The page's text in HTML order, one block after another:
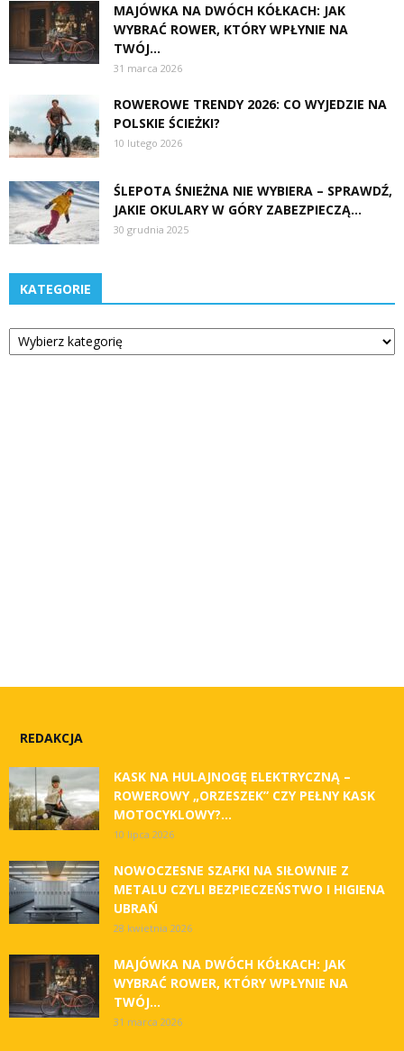
MAJÓWKA NA DWÓCH KÓŁKACH: JAK
WYBRAĆ ROWER, KTÓRY WPŁYNIE NA
TWÓJ...
31 marca 2026
ROWEROWE TRENDY 2026: CO WYJEDZIE NA
POLSKIE ŚCIEŻKI?
10 lutego 2026
ŚLEPOTA ŚNIEŻNA NIE WYBIERA – SPRAWDŹ,
JAKIE OKULARY W GÓRY ZABEZPIECZĄ...
30 grudnia 2025
KATEGORIE
Kategorie
REDAKCJA
KASK NA HULAJNOGĘ ELEKTRYCZNĄ –
ROWEROWY „ORZESZEK” CZY PEŁNY KASK
MOTOCYKLOWY?...
10 lipca 2026
NOWOCZESNE SZAFKI NA SIŁOWNIE Z
METALU CZYLI BEZPIECZEŃSTWO I HIGIENA
UBRAŃ
28 kwietnia 2026
MAJÓWKA NA DWÓCH KÓŁKACH: JAK
WYBRAĆ ROWER, KTÓRY WPŁYNIE NA
TWÓJ...
31 marca 2026